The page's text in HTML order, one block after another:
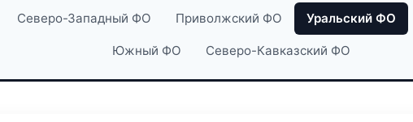
Северо-Западный ФО Приволжский ФО Уральский ФО
Южный ФО Северо-Кавказский ФО